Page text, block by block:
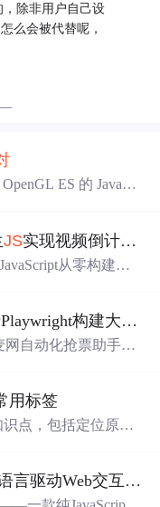
除非用户自己设
么会被代替呢，
ES 的 JavaScr
全隐患，并给出禁用
防泄露方法。
JS实现视频倒计时与交互卡片
从零构建生
略），以及响应式
突出前端多媒体处
Python自动化抢票实战：基于Playwright构建大麦网抢票助手
网自动化抢票助手，
拟真实
时警示法律与道德
用标签
识点，包括定位原
阿里Page Agent实战：用自然语言驱动Web交互的前端AI智能体